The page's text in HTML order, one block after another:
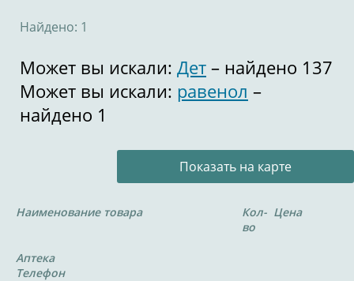
Найдено: 1
Может вы искали: Дет – найдено 137
Может вы искали: равенол –
найдено 1
Показать на карте
Наименование товара
Кол-
во
Цена
Аптека
Телефон